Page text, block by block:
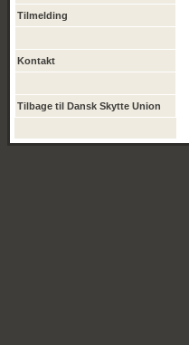
Tilmelding
Kontakt
Tilbage til Dansk Skytte Union